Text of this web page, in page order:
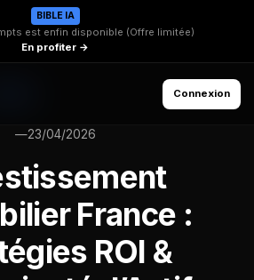
BIBLE IA
est enfin disponible (Offre limitée)
En profiter →
Connexion
—23/04/2026
France :
ROI &